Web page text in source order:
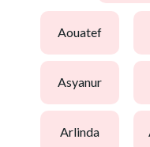
aouatef
asyanur
arlinda